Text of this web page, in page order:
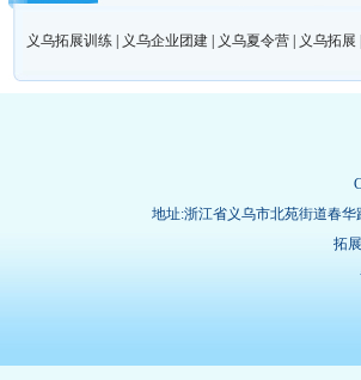
义乌拓展训练 义乌企业团建 义乌夏令营 义乌拓展
地址:浙江省义乌市北苑街道春
拓